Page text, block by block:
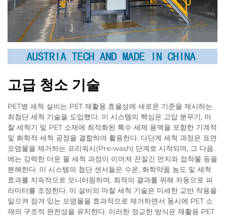
고급 청소 기술
PET병 세척 설비는 PET 재활용 효율성에 새로운 기준을 제시하는
최첨단 세척 기술을 도입했다. 이 시스템의 핵심은 고압 분무기, 마
찰 세척기 및 PET 소재에 최적화된 특수 세제 용액을 포함한 기계적
및 화학적 세척 공정을 결합하여 활용한다. 다단계 세척 과정은 표면
오염물을 제거하는 프리워시(Pre-wash) 단계로 시작되며, 그 다음
에는 강력한 더운 물 세척 과정이 이어져 끈질긴 먼지와 접착물 등을
분해한다. 이 시스템의 첨단 센서들은 수온, 화학약품 농도 및 세척
효과를 지속적으로 모니터링하며, 최적의 결과를 위해 자동으로 파
라미터를 조정한다. 이 설비의 마찰 세척 기술은 미세한 교반 작용을
일으켜 잠겨 있는 오염물을 효과적으로 제거하면서 동시에 PET 소
재의 구조적 완전성을 유지한다. 이러한 정교한 방식은 재활용 PET